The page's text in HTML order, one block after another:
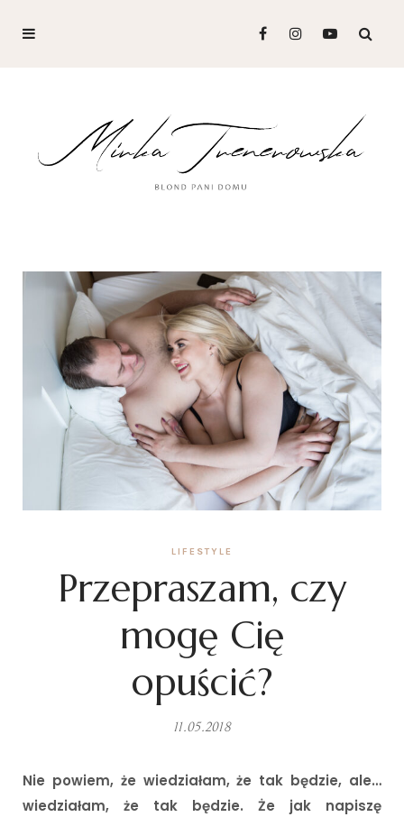
LIFESTYLE
Przepraszam, czy
mogę Cię
opuścić?
11.05.2018
Nie powiem, że wiedziałam, że tak będzie, ale…
wiedziałam, że tak będzie. Że jak napiszę